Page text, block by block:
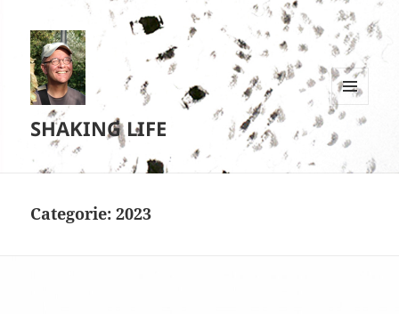
SHAKING LIFE
MENU
WIDGETS
Categorie:2023